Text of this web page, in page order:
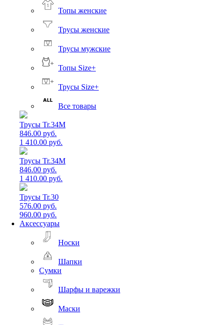
Топы женские
Трусы женские
Трусы мужские
Топы Size+
Трусы Size+
Все товары
Трусы Tr.34M
846.00 руб.
1 410.00 руб.
Трусы Tr.34M
846.00 руб.
1 410.00 руб.
Трусы Tr.30
576.00 руб.
960.00 руб.
Аксессуары
Носки
Шапки
Сумки
Шарфы и варежки
Маски